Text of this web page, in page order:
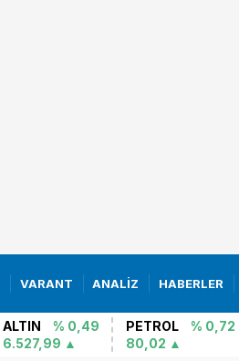
VARANT ANALİZ HABERLER
ALTIN
% 0,49
6.527,99
PETROL
% 0,72
80,02